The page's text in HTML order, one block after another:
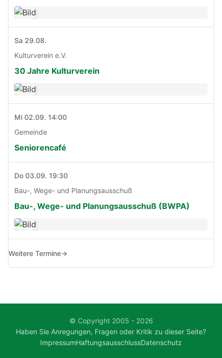
Sa 29.08.
Kulturverein e.V.
30 Jahre Kulturverein
Mi 02.09. 14:00
Gemeinde
Seniorencafé
Do 03.09. 19:30
Bau-, Wege- und Planungsausschuß
Bau-, Wege- und Planungsausschuß (BWPA)
Weitere Termine→
© Copyright 2005 - 2026
Haben Sie Anregungen, Fragen oder Kritik zu dieser Seite?
ImpressumHaftungsausschlussDatenschutz